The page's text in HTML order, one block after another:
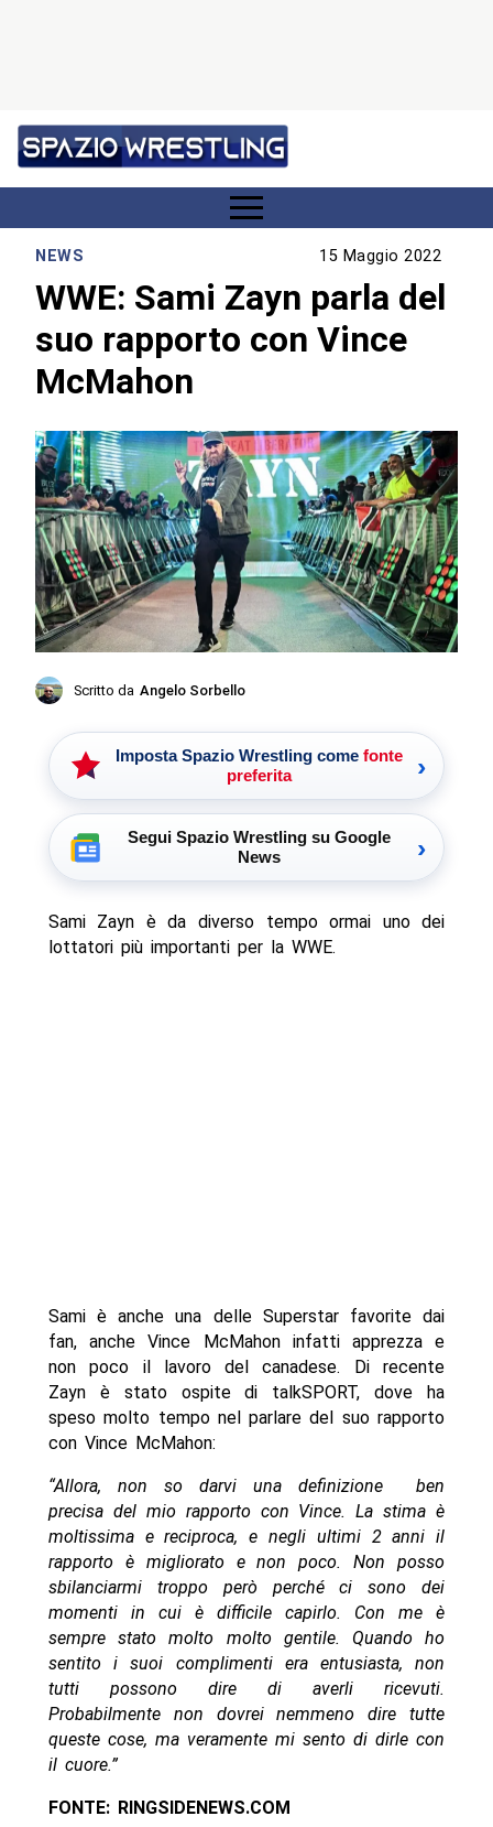
NEWS 15 Maggio 2022
WWE: Sami Zayn parla del
suo rapporto con Vince
McMahon
Scritto da Angelo Sorbello
Imposta Spazio Wrestling come fonte
preferita
›
Segui Spazio Wrestling su Google
News
›
Sami Zayn è da diverso tempo ormai uno dei
lottatori più importanti per la WWE.
Sami è anche una delle Superstar favorite dai
fan, anche Vince McMahon infatti apprezza e
non poco il lavoro del canadese. Di recente
Zayn è stato ospite di talkSPORT, dove ha
speso molto tempo nel parlare del suo rapporto
con Vince McMahon:
“Allora, non so darvi una definizione ben
precisa del mio rapporto con Vince. La stima è
moltissima e reciproca, e negli ultimi 2 anni il
rapporto è migliorato e non poco. Non posso
sbilanciarmi troppo però perché ci sono dei
momenti in cui è difficile capirlo. Con me è
sempre stato molto molto gentile. Quando ho
sentito i suoi complimenti era entusiasta, non
tutti possono dire di averli ricevuti.
Probabilmente non dovrei nemmeno dire tutte
queste cose, ma veramente mi sento di dirle con
il cuore.”
FONTE: RINGSIDENEWS.COM